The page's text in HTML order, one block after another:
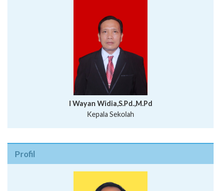
I Wayan Widia,S.Pd.,M.Pd
Kepala Sekolah
Profil